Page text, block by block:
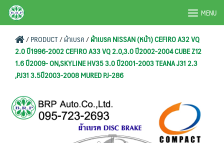
SkipBRPAUTO.COM MENU
/PRODUCT/ผ้าเบรค/ผ้าเบรค NISSAN (หน้า) CEFIRO A32 VQ
2.0 ปี1996-2002 CEFIRO A33 VQ 2.0,3.0 ปี2002-2004 CUBE Z12
1.6 ปี2009- ON,SKYLINE HV35 3.0 ปี2001-2003 TEANA J31 2.3
,PJ31 3.5ปี2003-2008 MURED PJ-286